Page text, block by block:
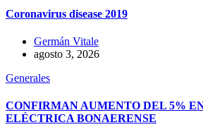
Coronavirus disease 2019
Germán Vitale
agosto 3, 2026
Generales
CONFIRMAN AUMENTO DEL 5%
ELÉCTRICA BONAERENSE